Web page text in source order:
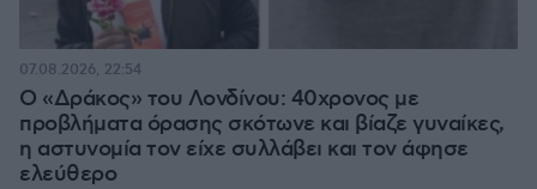
Ο «Δράκος» του Λονδίνου: 40χρονος με
προβλήματα όρασης σκότωνε και βίαζε γυναίκες,
η αστυνομία τον είχε συλλάβει και τον άφησε
ελεύθερο
07.08.2026, 22:54